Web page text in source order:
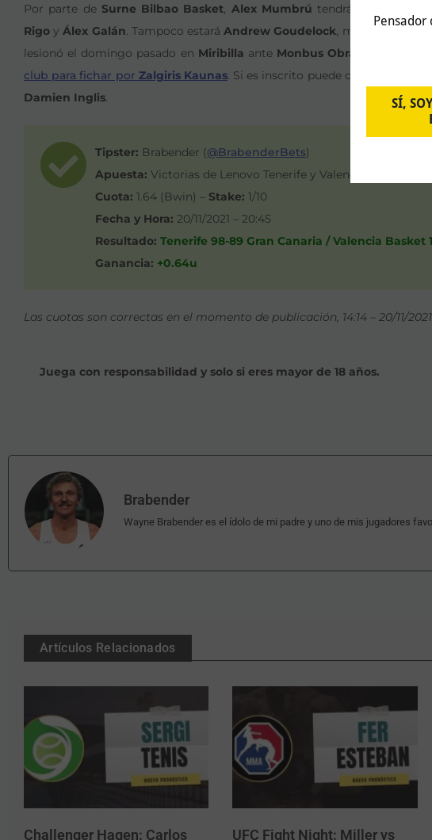
Pensador
SÍ,
Por parte de Surne Bilbao Basket, Alex Mumbrú tendrá que
Rigo yÁlex Galán. Tampoco estaráAndrew Goudelock, máximo
lesionó el domingo pasado en Miribilla ante Monbus Obradoiro
club para fichar por Zalgiris Kaunas. Si es inscrito puede debutar en el
Damien Inglis.
Tipster: Brabender (@BrabenderBets)
Apuesta: Victorias de Lenovo Tenerife y Valencia Basket
Cuota: 1.64 (Bwin) – Stake: 1/10
Fecha y Hora: 20/11/2021 – 20:45
Resultado: Tenerife 98-89 Gran Canaria / Valencia Basket
Ganancia: +0.64u
Las cuotas son correctas en el momento de publicación, 14:14 – 20/11/
Juega con responsabilidad y solo si eres mayor de 18 años.
Brabender
Wayne Brabender es el ídolo de mi padre y uno de mis jugadores
Artículos Relacionados
Challenger Hagen: Carlos
UFC Fight Night: Miller vs